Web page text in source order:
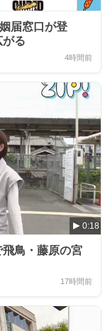
届窓口が登
る
4時間前
0:18
鳥・藤原の宮
17時間前